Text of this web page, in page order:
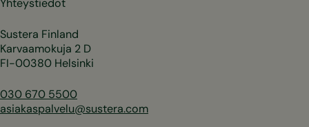
Sustera Finland
Karvaamokuja 2 D
FI-00380 Helsinki
030 670 5500
asiakaspalvelu@sustera.com